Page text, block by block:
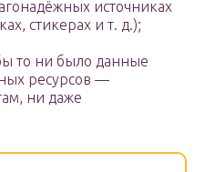
источниках
стикерах и т. д.);
то ни было данные
ресурсов —
ни даже